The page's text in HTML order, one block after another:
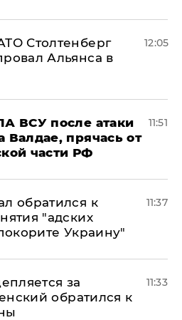
Столтенберг
Альянса в
12:05
ВСУ после атаки
Валдае, прячась от
части РФ
11:51
обратился к
"адских
Украину"
11:37
за
обратился к
11:33